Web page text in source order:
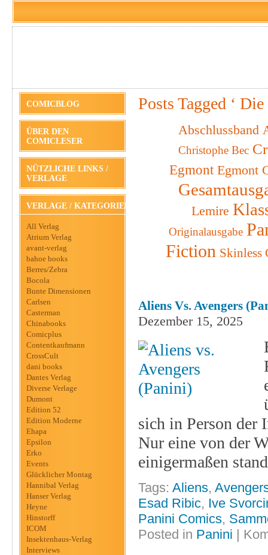
COMICBLOG
ÜBER DEN
COMICLESER
NÜTZLICHE LINKS /
VERLAGE
VERLAGE / KATEGORIEN
All Verlag
Atrium Verlag
avant-verlag
bahoe books
Berres/Zebra
Bocola
Bunte Dimensionen
Carlsen
Casterman
Chinabooks
Comicplus
Contentkaufmann
CrossCult
dani books
Dantes Verlag
Diverse Verlage
Dumont
Edition 52
Edition Moderne
Ehapa
Epsilon
Erko
Events
Glücklicher Montag
Hannibal Verlag
Hanser Verlag
Heyne
Hinstorff
ICOM
Insektenhaus-Verlag
Interviews
Posts Tagged ‘ Die
Abschlussband
Christophe Bec
Egmont Egmont
Lemire
Originalausgabe
Fiction Skinless
Aliens Vs. Avengers
Dezember 15, 2025
sich in Person der
Nur eine von der
einigermaßen
Tags: Aliens,
Esad Ribic, Ive
Panini Comics,
Posted in Panini |